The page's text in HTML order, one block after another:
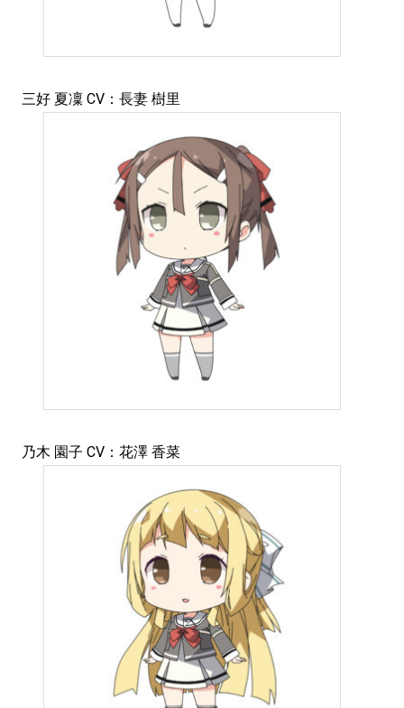
三好 夏凜 CV：長妻 樹里
乃木 園子 CV：花澤 香菜